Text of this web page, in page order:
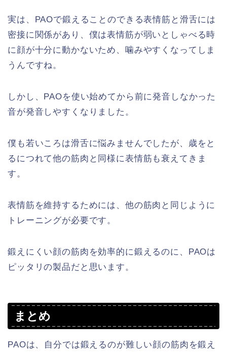
実は、PAOで鍛えることのできる表情筋と滑舌には
密接に関係があり、僕は表情筋が弱いとしゃべる時
に顔が十分に動かないため、噛みやすくなってしま
うんですね。
しかし、PAOを使い始めてから前に発音しなかった
音が発音しやすくなりました。
僕も若いころは滑舌に悩みませんでしたが、歳をと
るにつれて他の筋肉と同様に表情筋も衰えてきま
す。
表情筋を維持するためには、他の筋肉と同じように
トレーニングが必要です。
鍛えにくい顔の筋肉を効率的に鍛えるのに、PAOは
ピッタリの製品だと思います。
まとめ
PAOは、自分では鍛えるのが難しい顔の筋肉を鍛え